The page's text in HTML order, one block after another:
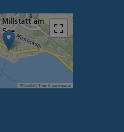
Leaflet| Tiles ©basemap.at